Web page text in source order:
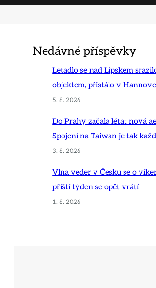
Nedávné příspěvky
Letadlo se nad Lipskem
objektem, přistálo v
5. 8. 2026
Do Prahy začala létat nová
Spojení na Taiwan je tak
3. 8. 2026
Vlna veder v Česku se o
příští týden se opět vrátí
1. 8. 2026